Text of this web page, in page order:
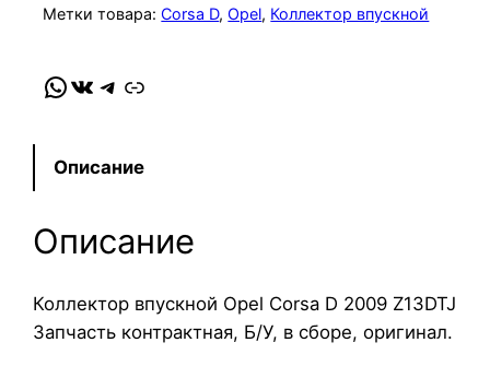
с
в
о
р
К
о
Метки товара:Corsa D, Opel, Коллектор впускной
WhatsApp VK Telegram Link
Описание
Описание
Коллектор впускной Opel Corsa D 2009 Z13DTJ
Запчасть контрактная, Б/У, в сборе, оригинал.